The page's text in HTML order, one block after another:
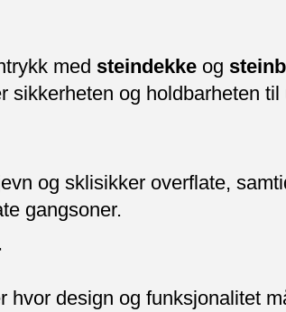
med steindekke og
sikkerheten og holdbarheten til
og sklisikker overflate,
gangsoner.
hvor design og funksjonalitet